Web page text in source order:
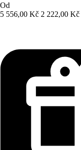
Od
5 556,00 Kč 2 222,00 Kč